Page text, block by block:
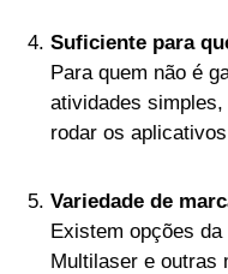
Suficiente para
Para quem não é
atividades
rodar os
Variedade de
Existem opções
Multilaser e outras